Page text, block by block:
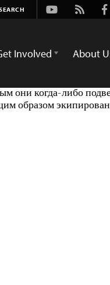
Youtube
Rss
Involved About
они когда-либо
образом